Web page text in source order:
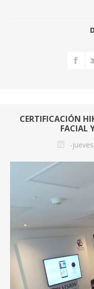
CERTIFICACIÓN
FACIAL
-